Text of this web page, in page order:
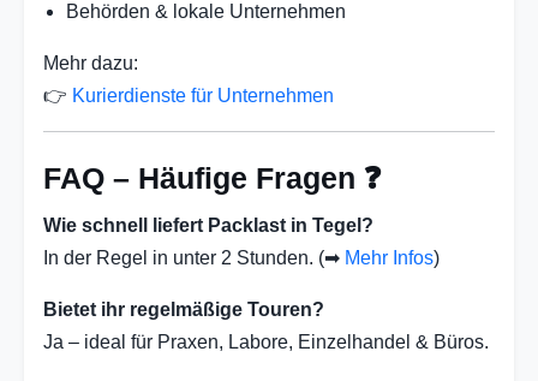
Behörden & lokale Unternehmen
Mehr dazu:
👉 Kurierdienste für Unternehmen
FAQ – Häufige Fragen ❓
Wie schnell liefert Packlast in Tegel?
In der Regel in unter 2 Stunden. (➡ Mehr Infos)
Bietet ihr regelmäßige Touren?
Ja – ideal für Praxen, Labore, Einzelhandel & Büros.